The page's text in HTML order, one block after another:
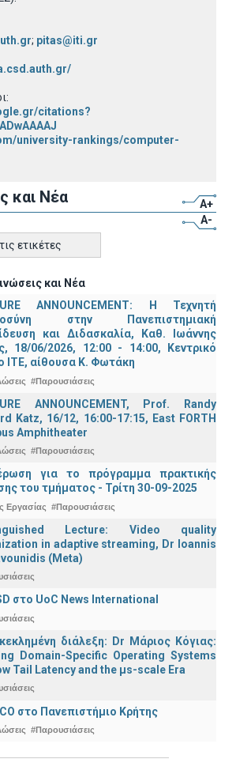
; pitas@iti.gr
citations?
university-rankings/computer-
και Νέα
A+
A-
ετικέτες
και Νέα
ANNOUNCEMENT: Η Τεχνητή
στην Πανεπιστημιακή
και Διδασκαλία, Καθ. Ιωάννης
18/06/2026, 12:00 - 14:00, Κεντρικό
ΙΤΕ, αίθουσα Κ. Φωτάκη
#Παρουσιάσεις
ANNOUNCEMENT, Prof. Randy
Katz, 16/12, 16:00-17:15, East FORTH
Amphitheater
#Παρουσιάσεις
για το πρόγραμμα πρακτικής
του τμήματος - Τρίτη 30-09-2025
Εργασίας #Παρουσιάσεις
Lecture: Video quality
in adaptive streaming, Dr Ioannis
(Meta)
στο UoC News International
διάλεξη: Dr Μάριος Κόγιας:
Domain-Specific Operating Systems
Tail Latency and the μs-scale Era
στο Πανεπιστήμιο Κρήτης
#Παρουσιάσεις